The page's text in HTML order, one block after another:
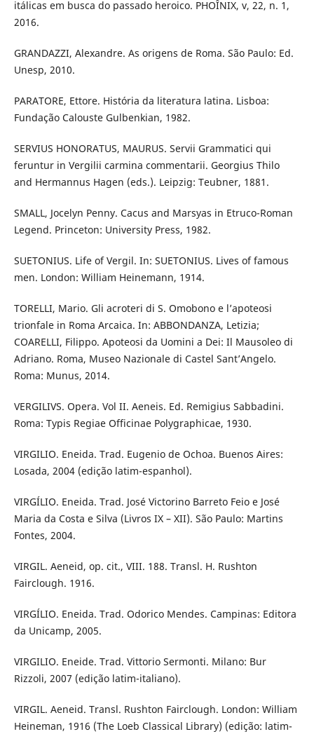
itálicas em busca do passado heroico. PHOÎNIX, v, 22, n. 1,
2016.
GRANDAZZI, Alexandre. As origens de Roma. São Paulo: Ed.
Unesp, 2010.
PARATORE, Ettore. História da literatura latina. Lisboa:
Fundação Calouste Gulbenkian, 1982.
SERVIUS HONORATUS, MAURUS. Servii Grammatici qui
feruntur in Vergilii carmina commentarii. Georgius Thilo
and Hermannus Hagen (eds.). Leipzig: Teubner, 1881.
SMALL, Jocelyn Penny. Cacus and Marsyas in Etruco-Roman
Legend. Princeton: University Press, 1982.
SUETONIUS. Life of Vergil. In: SUETONIUS. Lives of famous
men. London: William Heinemann, 1914.
TORELLI, Mario. Gli acroteri di S. Omobono e l’apoteosi
trionfale in Roma Arcaica. In: ABBONDANZA, Letizia;
COARELLI, Filippo. Apoteosi da Uomini a Dei: Il Mausoleo di
Adriano. Roma, Museo Nazionale di Castel Sant’Angelo.
Roma: Munus, 2014.
VERGILIVS. Opera. Vol II. Aeneis. Ed. Remigius Sabbadini.
Roma: Typis Regiae Officinae Polygraphicae, 1930.
VIRGILIO. Eneida. Trad. Eugenio de Ochoa. Buenos Aires:
Losada, 2004 (edição latim-espanhol).
VIRGÍLIO. Eneida. Trad. José Victorino Barreto Feio e José
Maria da Costa e Silva (Livros IX – XII). São Paulo: Martins
Fontes, 2004.
VIRGIL. Aeneid, op. cit., VIII. 188. Transl. H. Rushton
Fairclough. 1916.
VIRGÍLIO. Eneida. Trad. Odorico Mendes. Campinas: Editora
da Unicamp, 2005.
VIRGILIO. Eneide. Trad. Vittorio Sermonti. Milano: Bur
Rizzoli, 2007 (edição latim-italiano).
VIRGIL. Aeneid. Transl. Rushton Fairclough. London: William
Heineman, 1916 (The Loeb Classical Library) (edição: latim-